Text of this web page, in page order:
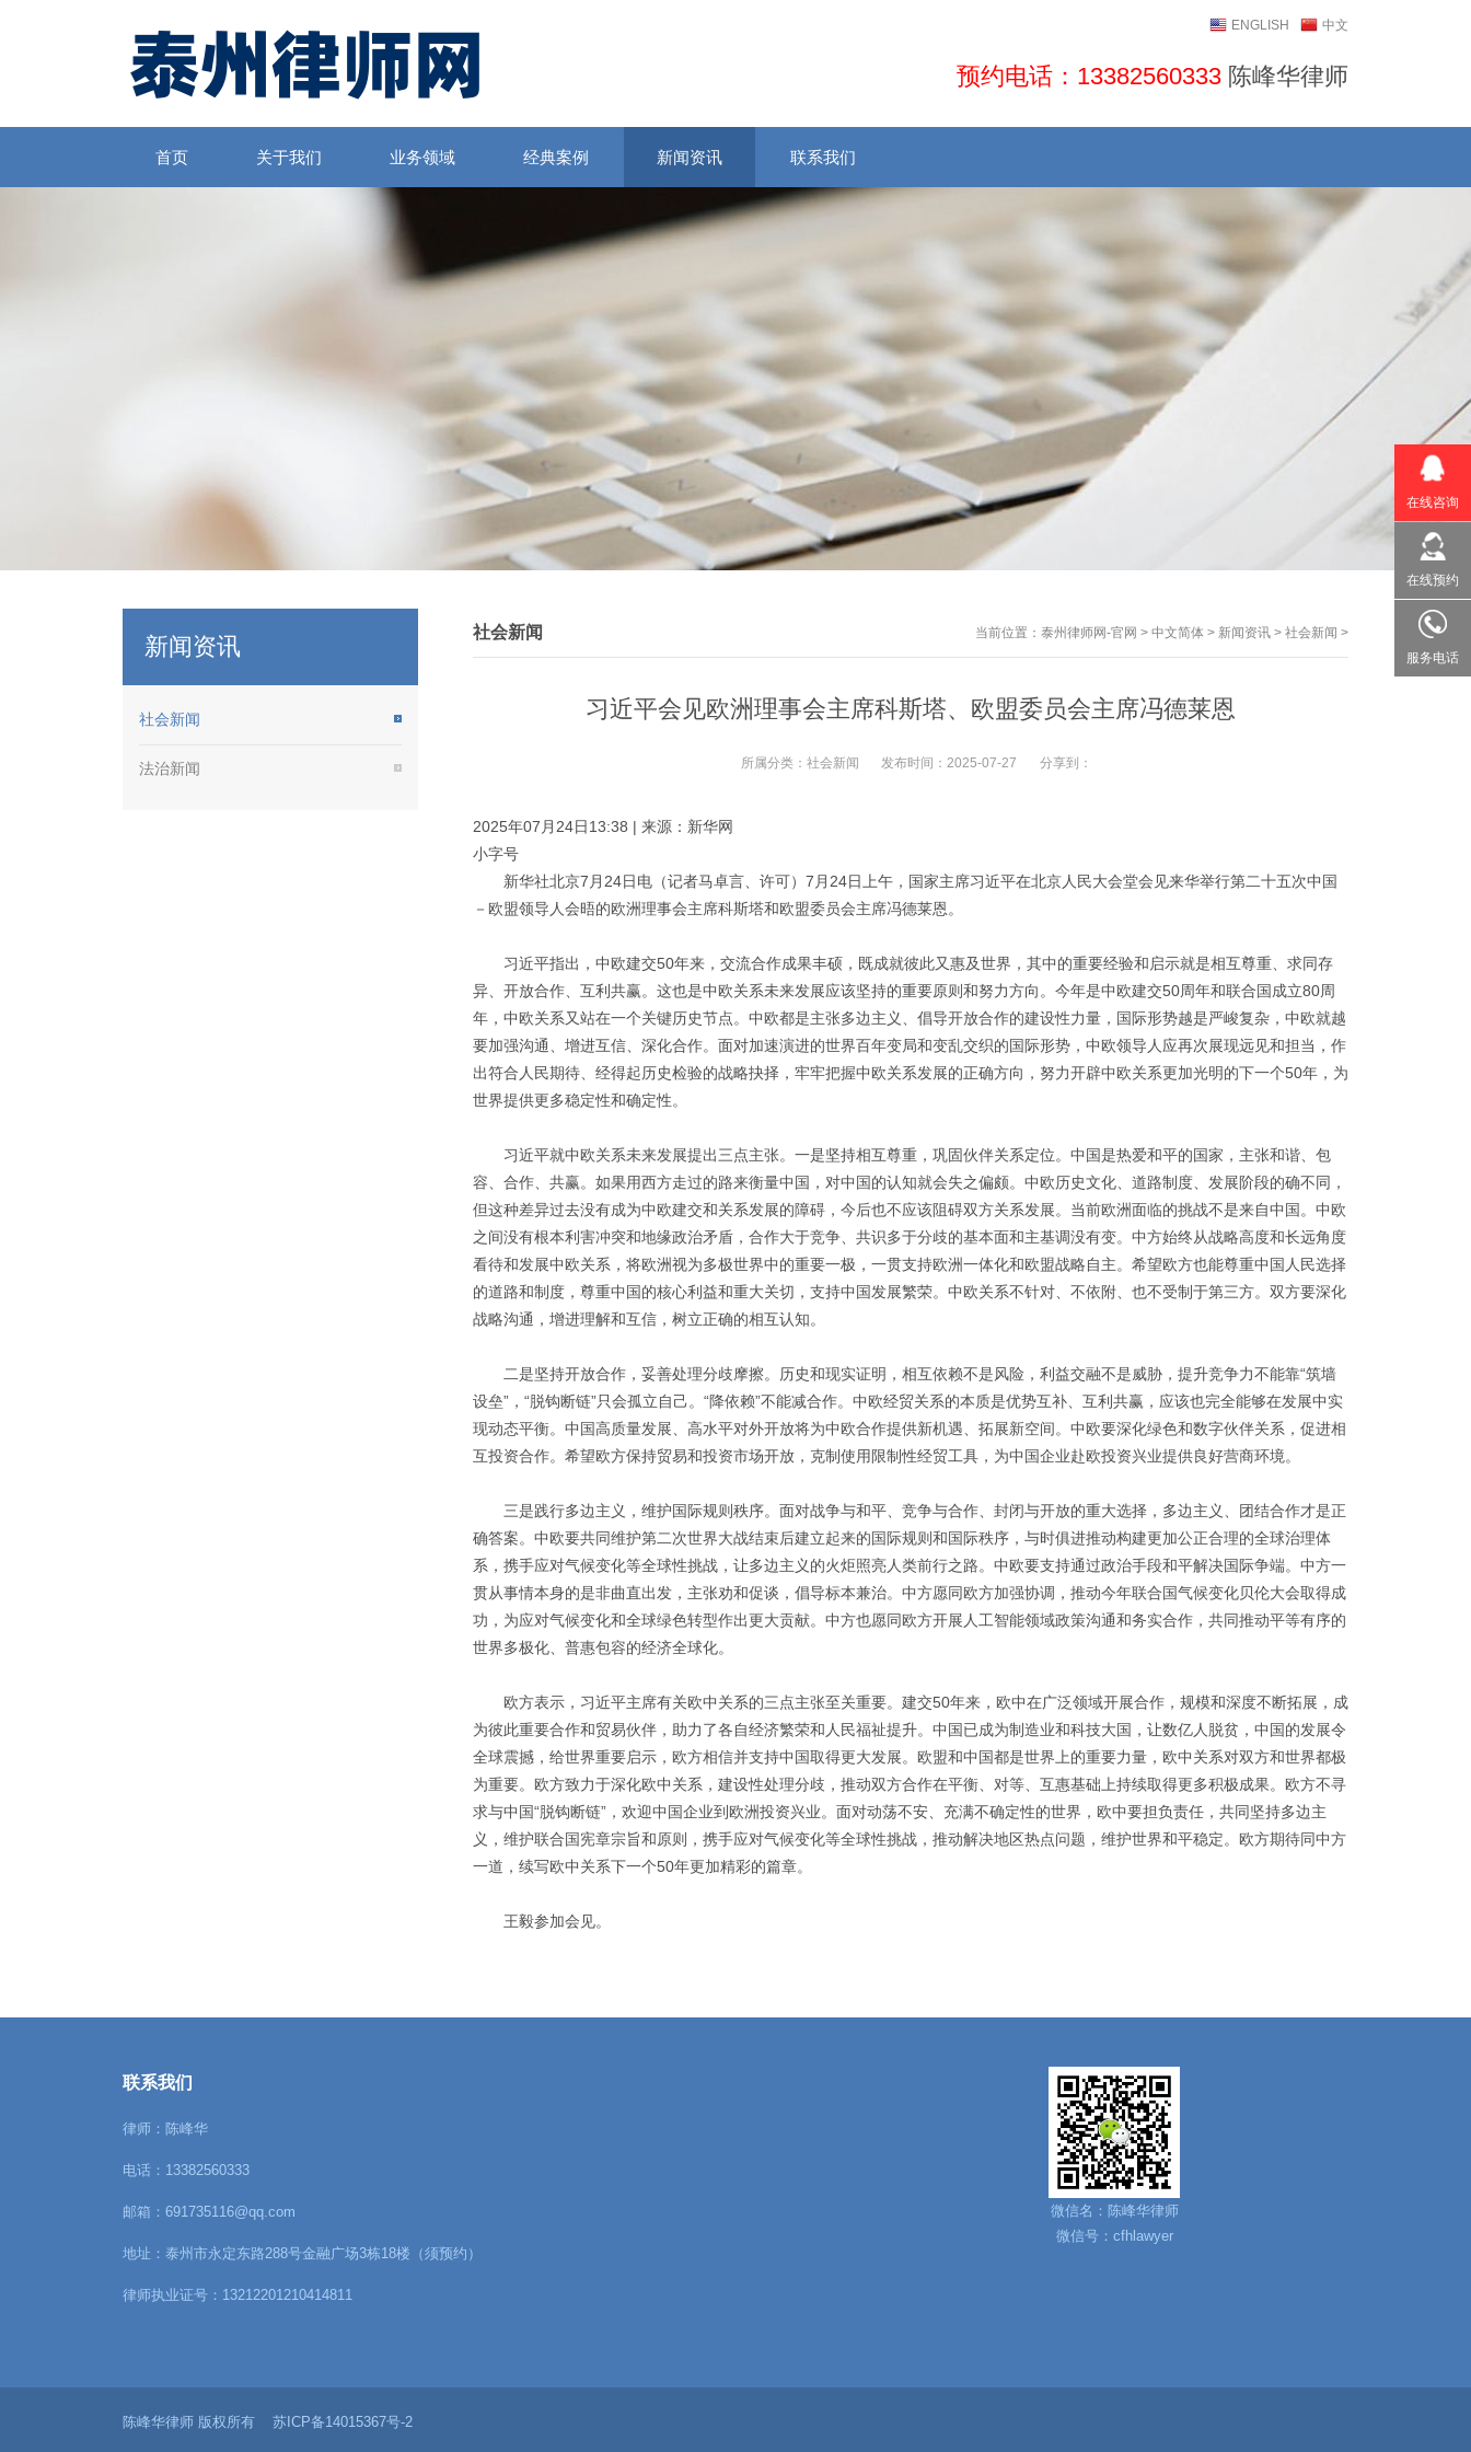
ENGLISH 中文
预约电话：13382560333 陈峰华律师
首页 关于我们 业务领域 经典案例 新闻资讯 联系我们
当前位置： 泰州律师网-官网 > 中文简体 > 新闻资讯 > 社会新闻 >
社会新闻
习近平会见欧洲理事会主席科斯塔、欧盟委员会主席冯德莱恩
所属分类： 社会新闻 发布时间： 2025-07-27 分享到：
2025年07月24日13:38 | 来源：新华网
小字号
新华社北京7月24日电（记者马卓言、许可）7月24日上午，国家主席习近平在北京人民大会堂会见来华举行第二十五次中国
－欧盟领导人会晤的欧洲理事会主席科斯塔和欧盟委员会主席冯德莱恩。
习近平指出，中欧建交50年来，交流合作成果丰硕，既成就彼此又惠及世界，其中的重要经验和启示就是相互尊重、求同存
异、开放合作、互利共赢。这也是中欧关系未来发展应该坚持的重要原则和努力方向。今年是中欧建交50周年和联合国成立80周
年，中欧关系又站在一个关键历史节点。中欧都是主张多边主义、倡导开放合作的建设性力量，国际形势越是严峻复杂，中欧就越
要加强沟通、增进互信、深化合作。面对加速演进的世界百年变局和变乱交织的国际形势，中欧领导人应再次展现远见和担当，作
出符合人民期待、经得起历史检验的战略抉择，牢牢把握中欧关系发展的正确方向，努力开辟中欧关系更加光明的下一个50年，为
世界提供更多稳定性和确定性。
习近平就中欧关系未来发展提出三点主张。一是坚持相互尊重，巩固伙伴关系定位。中国是热爱和平的国家，主张和谐、包
容、合作、共赢。如果用西方走过的路来衡量中国，对中国的认知就会失之偏颇。中欧历史文化、道路制度、发展阶段的确不同，
但这种差异过去没有成为中欧建交和关系发展的障碍，今后也不应该阻碍双方关系发展。当前欧洲面临的挑战不是来自中国。中欧
之间没有根本利害冲突和地缘政治矛盾，合作大于竞争、共识多于分歧的基本面和主基调没有变。中方始终从战略高度和长远角度
看待和发展中欧关系，将欧洲视为多极世界中的重要一极，一贯支持欧洲一体化和欧盟战略自主。希望欧方也能尊重中国人民选择
的道路和制度，尊重中国的核心利益和重大关切，支持中国发展繁荣。中欧关系不针对、不依附、也不受制于第三方。双方要深化
战略沟通，增进理解和互信，树立正确的相互认知。
二是坚持开放合作，妥善处理分歧摩擦。历史和现实证明，相互依赖不是风险，利益交融不是威胁，提升竞争力不能靠“筑墙
设垒”，“脱钩断链”只会孤立自己。“降依赖”不能减合作。中欧经贸关系的本质是优势互补、互利共赢，应该也完全能够在发展中实
现动态平衡。中国高质量发展、高水平对外开放将为中欧合作提供新机遇、拓展新空间。中欧要深化绿色和数字伙伴关系，促进相
互投资合作。希望欧方保持贸易和投资市场开放，克制使用限制性经贸工具，为中国企业赴欧投资兴业提供良好营商环境。
三是践行多边主义，维护国际规则秩序。面对战争与和平、竞争与合作、封闭与开放的重大选择，多边主义、团结合作才是正
确答案。中欧要共同维护第二次世界大战结束后建立起来的国际规则和国际秩序，与时俱进推动构建更加公正合理的全球治理体
系，携手应对气候变化等全球性挑战，让多边主义的火炬照亮人类前行之路。中欧要支持通过政治手段和平解决国际争端。中方一
贯从事情本身的是非曲直出发，主张劝和促谈，倡导标本兼治。中方愿同欧方加强协调，推动今年联合国气候变化贝伦大会取得成
功，为应对气候变化和全球绿色转型作出更大贡献。中方也愿同欧方开展人工智能领域政策沟通和务实合作，共同推动平等有序的
世界多极化、普惠包容的经济全球化。
欧方表示，习近平主席有关欧中关系的三点主张至关重要。建交50年来，欧中在广泛领域开展合作，规模和深度不断拓展，成
为彼此重要合作和贸易伙伴，助力了各自经济繁荣和人民福祉提升。中国已成为制造业和科技大国，让数亿人脱贫，中国的发展令
全球震撼，给世界重要启示，欧方相信并支持中国取得更大发展。欧盟和中国都是世界上的重要力量，欧中关系对双方和世界都极
为重要。欧方致力于深化欧中关系，建设性处理分歧，推动双方合作在平衡、对等、互惠基础上持续取得更多积极成果。欧方不寻
求与中国“脱钩断链”，欢迎中国企业到欧洲投资兴业。面对动荡不安、充满不确定性的世界，欧中要担负责任，共同坚持多边主
义，维护联合国宪章宗旨和原则，携手应对气候变化等全球性挑战，推动解决地区热点问题，维护世界和平稳定。欧方期待同中方
一道，续写欧中关系下一个50年更加精彩的篇章。
王毅参加会见。
新闻资讯
社会新闻
法治新闻
联系我们
律师：陈峰华
电话：13382560333
邮箱：691735116@qq.com
地址：泰州市永定东路288号金融广场3栋18楼（须预约）
律师执业证号：13212201210414811
微信名：陈峰华律师
微信号：cfhlawyer
陈峰华律师 版权所有 苏ICP备14015367号-2
在线咨询
在线预约
服务电话